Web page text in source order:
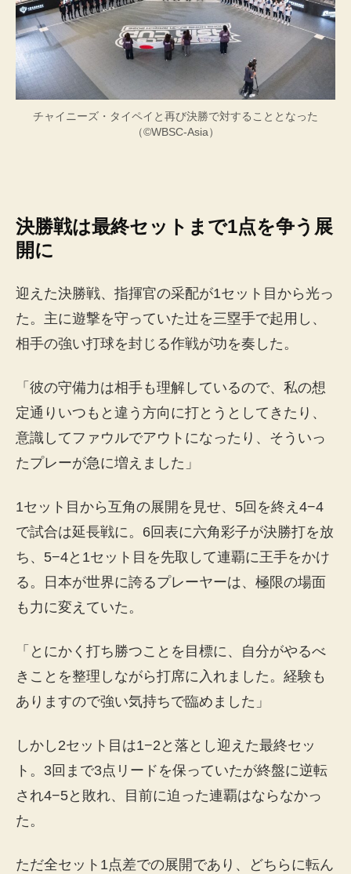
チャイニーズ・タイペイと再び決勝で対することとなった
（©WBSC-Asia）
決勝戦は最終セットまで1点を争う展
開に
迎えた決勝戦、指揮官の采配が1セット目から光っ
た。主に遊撃を守っていた辻を三塁手で起用し、
相手の強い打球を封じる作戦が功を奏した。
「彼の守備力は相手も理解しているので、私の想
定通りいつもと違う方向に打とうとしてきたり、
意識してファウルでアウトになったり、そういっ
たプレーが急に増えました」
1セット目から互角の展開を見せ、5回を終え4−4
で試合は延長戦に。6回表に六角彩子が決勝打を放
ち、5−4と1セット目を先取して連覇に王手をかけ
る。日本が世界に誇るプレーヤーは、極限の場面
も力に変えていた。
「とにかく打ち勝つことを目標に、自分がやるべ
きことを整理しながら打席に入れました。経験も
ありますので強い気持ちで臨めました」
しかし2セット目は1−2と落とし迎えた最終セッ
ト。3回まで3点リードを保っていたが終盤に逆転
され4−5と敗れ、目前に迫った連覇はならなかっ
た。
ただ全セット1点差での展開であり、どちらに転ん